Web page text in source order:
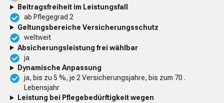
Beitragsfreiheit im Leistungsfall
ab Pflegegrad 2
Geltungsbereiche Versicherungsschutz
weltweit
Absicherungsleistung frei wählbar
ja
Dynamische Anpassung
ja, bis zu 5 %, je 2 Versicherungsjahre, bis zum 70 .
Lebensjahr
Leistung bei Pflegebedürftigkeit wegen